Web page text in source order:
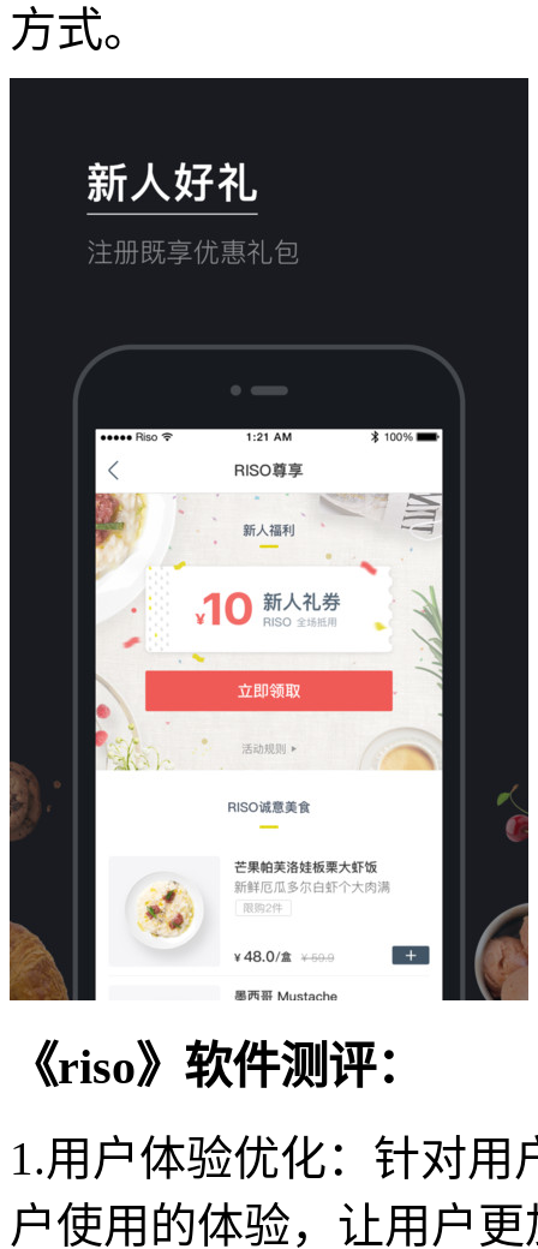
方式。
《riso》软件测评：
1.用户体验优化：针对
户使用的体验，让用户